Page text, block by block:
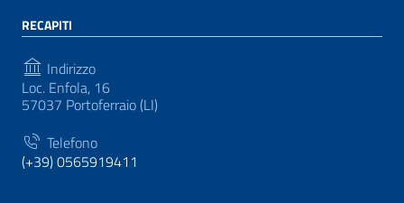
RECAPITI
Indirizzo
Loc. Enfola, 16
57037 Portoferraio (LI)
Telefono
(+39) 0565919411